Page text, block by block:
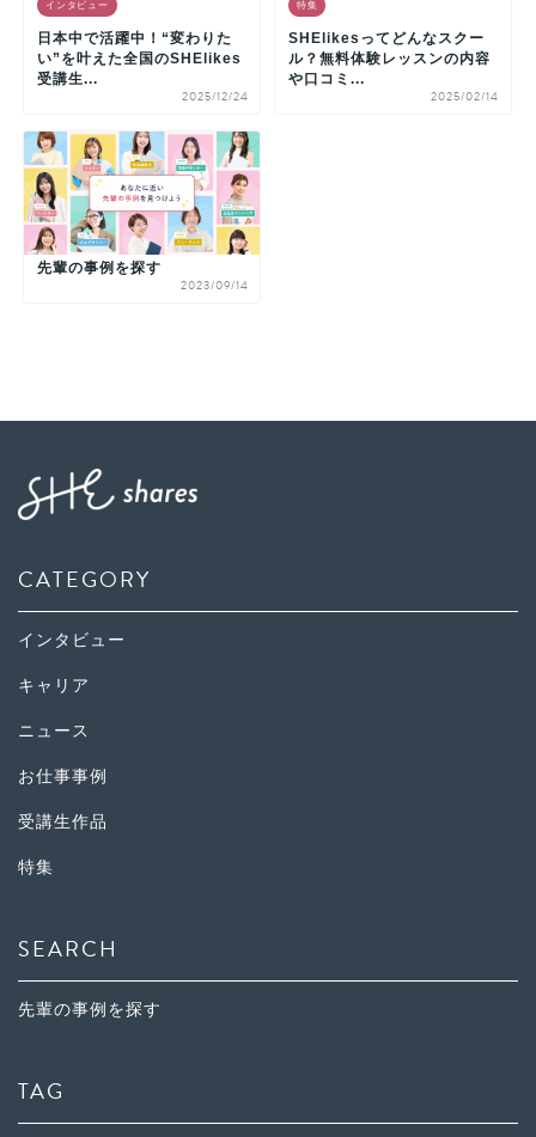
インタビュー
日本中で活躍中！“変わりた
い”を叶えた全国のSHElikes
受講生...
2025/12/24
特集
SHElikesってどんなスクー
ル？無料体験レッスンの内容
や口コミ...
2025/02/14
先輩の事例を探す
2023/09/14
CATEGORY
インタビュー
キャリア
ニュース
お仕事事例
受講生作品
特集
SEARCH
先輩の事例を探す
TAG